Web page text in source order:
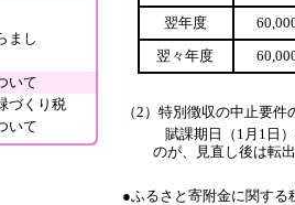
まし
いて
づくり税
いて
翌年度
翌々年度
（2）特別徴収の中止要件
賦課期日（1月1日）後
のが、見直し後は転
●ふるさと寄附金に関する